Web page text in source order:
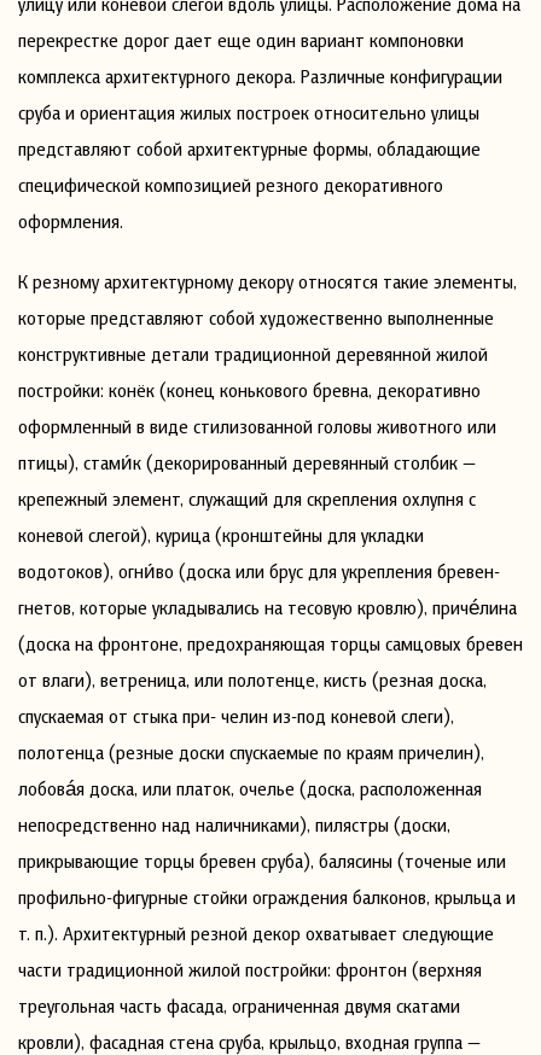
перекрестке дорог дает еще один вариант компоновки
комплекса архитектурного декора. Различные конфигурации
сруба и ориентация жилых построек относительно улицы
представляют собой архитектурные формы, обладающие
специфической композицией резного декоративного
оформления.
К резному архитектурному декору относятся такие элементы,
которые представляют собой художественно выполненные
конструктивные детали традиционной деревянной жилой
постройки: конёк (конец конькового бревна, декоративно
оформленный в виде стилизованной головы животного или
птицы), стами́к (декорированный деревянный столбик —
крепежный элемент, служащий для скрепления охлупня с
коневой слегой), курица (кронштейны для укладки
водотоков), огни́во (доска или брус для укрепления бревен-
гнетов, которые укладывались на тесовую кровлю), причéлина
(доска на фронтоне, предохраняющая торцы самцовых бревен
от влаги), ветреница, или полотенце, кисть (резная доска,
спускаемая от стыка при- челин из-под коневой слеги),
полотенца (резные доски спускаемые по краям причелин),
лобовáя доска, или платок, очелье (доска, расположенная
непосредственно над наличниками), пилястры (доски,
прикрывающие торцы бревен сруба), балясины (точеные или
профильно-фигурные стойки ограждения балконов, крыльца и
т. п.). Архитектурный резной декор охватывает следующие
части традиционной жилой постройки: фронтон (верхняя
треугольная часть фасада, ограниченная двумя скатами
кровли), фасадная стена сруба, крыльцо, входная группа —